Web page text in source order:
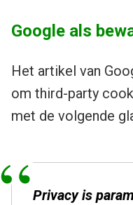
Google als
Het artikel van
om third-party
met de volgende
Privacy is